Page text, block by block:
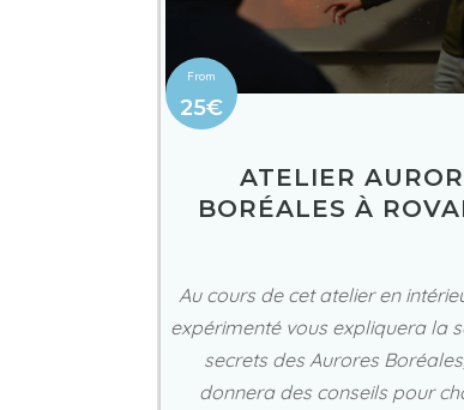
25€
ATELIER
BORÉALES À
Au cours de cet atelier en
expérimenté vous expliquera la
secrets des Aurores
donnera des conseils pour